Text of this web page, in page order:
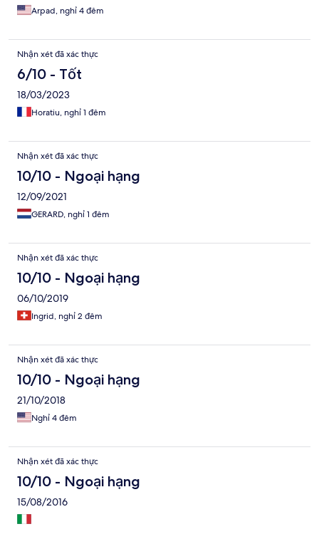
Arpad, nghỉ 4 đêm
Nhận xét đã xác thực
6/10 - Tốt
18/03/2023
Horatiu, nghỉ 1 đêm
Nhận xét đã xác thực
10/10 - Ngoại hạng
12/09/2021
GERARD, nghỉ 1 đêm
Nhận xét đã xác thực
10/10 - Ngoại hạng
06/10/2019
Ingrid, nghỉ 2 đêm
Nhận xét đã xác thực
10/10 - Ngoại hạng
21/10/2018
Nghỉ 4 đêm
Nhận xét đã xác thực
10/10 - Ngoại hạng
15/08/2016